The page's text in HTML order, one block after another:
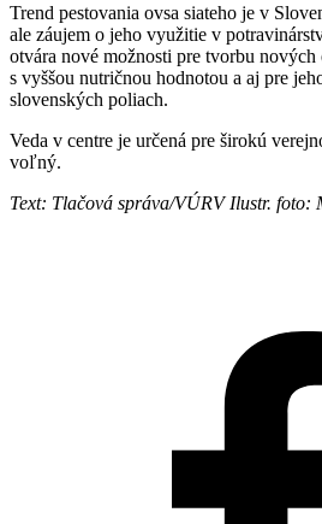
Trend pestovania ovsa siateho je v
ale záujem o jeho využitie v
otvára nové možnosti pre tvorbu nových
s vyššou nutričnou hodnotou a aj pre
slovenských poliach.
Veda v centre je určená pre širokú
voľný.
Text: Tlačová správa/VÚRV Ilustr. foto: